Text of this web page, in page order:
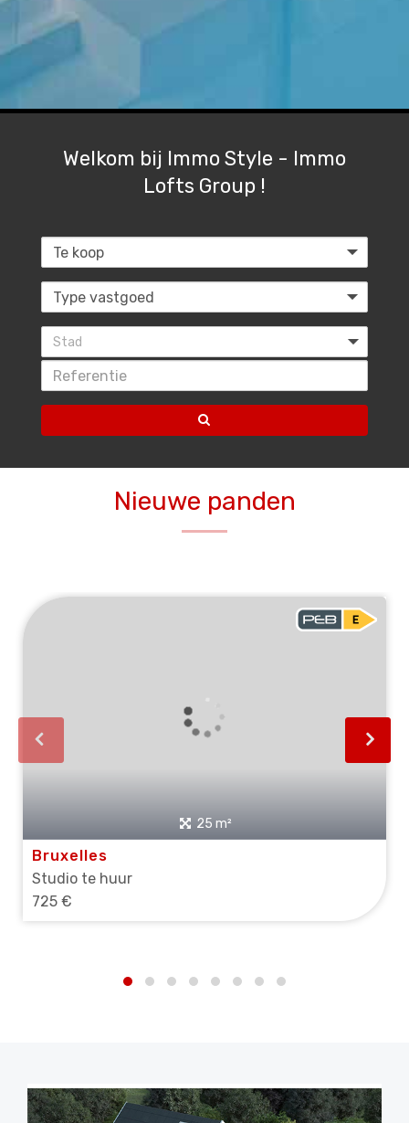
Welkom bij Immo Style - Immo
Lofts Group !
Stad
Nieuwe panden
25 m²
Bruxelles
Studio te huur
725 €